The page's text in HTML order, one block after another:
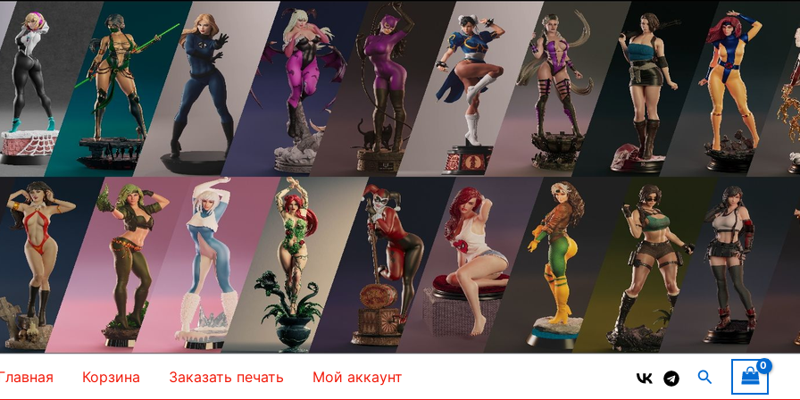
Корзина Заказать печать Мой аккаунт Поиск